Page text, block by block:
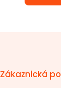
Zákaznická